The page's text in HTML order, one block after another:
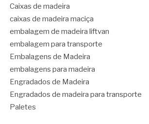
Caixas de madeira
caixas de madeira maciça
embalagem de madeira liftvan
embalagem para transporte
Embalagens de Madeira
embalagens para madeira
Engradados de Madeira
Engradados de madeira para transporte
Paletes